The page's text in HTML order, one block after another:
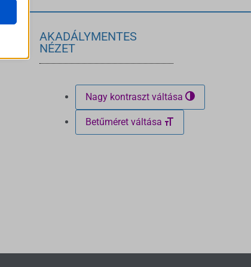
AKADÁLYMENTES
NÉZET
Nagy kontraszt váltása
Betűméret váltása